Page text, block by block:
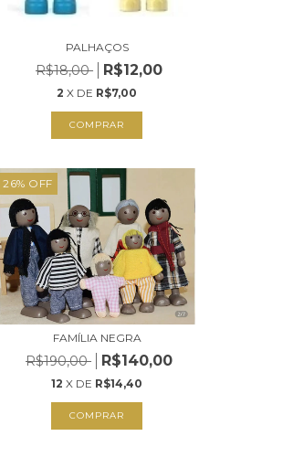
PALHAÇOS
R$18,00 R$12,00
2 X DE R$7,00
COMPRAR
26% OFF
FAMÍLIA NEGRA
R$190,00 R$140,00
12 X DE R$14,40